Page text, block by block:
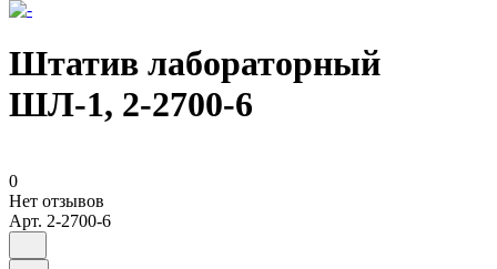
Штатив лабораторный
ШЛ-1, 2-2700-6
0
Нет отзывов
Арт. 2-2700-6